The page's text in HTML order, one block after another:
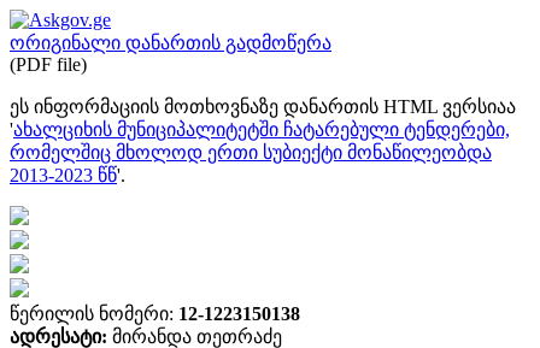
ორიგინალი დანართის გადმოწერა
(PDF file)
ეს ინფორმაციის მოთხოვნაზე დანართის HTML ვერსიაა
'ახალციხის მუნიციპალიტეტში ჩატარებული ტენდერები,
რომელშიც მხოლოდ ერთი სუბიექტი მონაწილეობდა
2013-2023 წწ'.
წერილის ნომერი: 12-1223150138
ადრესატი: მირანდა თეთრაძე